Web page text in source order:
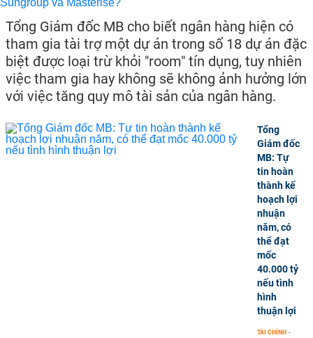
Tổng Giám đốc MB cho biết ngân hàng hiện có
tham gia tài trợ một dự án trong số 18 dự án đặc
biệt được loại trừ khỏi "room" tín dụng, tuy nhiên
việc tham gia hay không sẽ không ảnh hưởng lớn
với việc tăng quy mô tài sản của ngân hàng.
Tổng
Giám đốc
MB: Tự
tin hoàn
thành kế
hoạch lợi
nhuận
năm, có
thể đạt
mốc
40.000 tỷ
nếu tình
hình
thuận lợi
TÀI CHÍNH -